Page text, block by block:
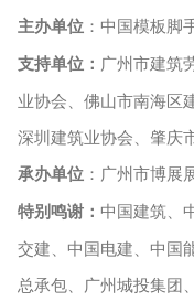
主办单位：中国模板脚
支持单位： 广州市建筑
业协会、佛山市南海区
深圳建筑业协会、肇庆
承办单位：广州市博展
特别鸣谢： 中国建筑、
交建、中国电建、中国
总承包、广州城投集团